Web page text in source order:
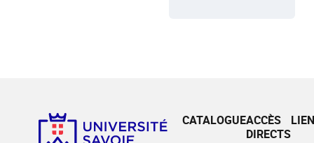
CATALOGUEACCÈS
DIRECTS